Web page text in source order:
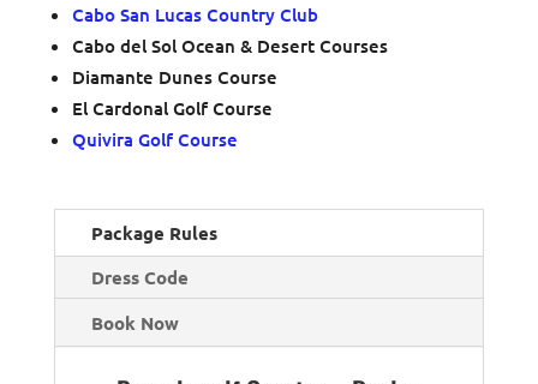
Cabo San Lucas Country Club
Cabo del Sol Ocean & Desert Courses
Diamante Dunes Course
El Cardonal Golf Course
Quivira Golf Course
Package Rules
Dress Code
Book Now